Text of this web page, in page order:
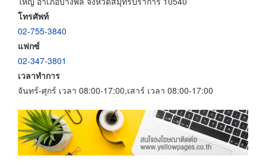
โทรศัพท์
02-755-3840
แฟกซ์
02-347-3801
เวลาทำการ
จันทร์-ศุกร์ เวลา 08:00-17:00,เสาร์ เวลา 08:00-17:00